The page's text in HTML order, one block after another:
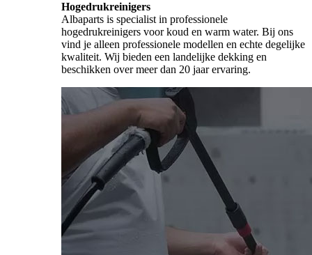
Hogedrukreinigers
Albaparts is specialist in professionele
hogedrukreinigers voor koud en warm water. Bij ons
vind je alleen professionele modellen en echte degelijke
kwaliteit. Wij bieden een landelijke dekking en
beschikken over meer dan 20 jaar ervaring.